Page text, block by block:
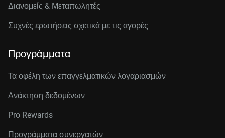
Διανομείς & Μεταπωλητές
Συχνές ερωτήσεις σχετικά με τις αγορές
Προγράμματα
Τα οφέλη των επαγγελματικών λογαριασμών
Ανάκτηση δεδομένων
Pro Rewards
Προγράμματα συνεργατών